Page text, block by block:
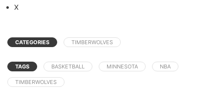
X
CATEGORIES TIMBERWOLVES
TAGS BASKETBALL MINNESOTA NBA
TIMBERWOLVES